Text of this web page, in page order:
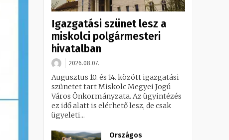
Igazgatási szünet lesz a
miskolci polgármesteri
hivatalban
2026.08.07.
Augusztus 10. és 14. között igazgatási
szünetet tart Miskolc Megyei Jogú
Város Önkormányzata. Az ügyintézés
ez idő alatt is elérhető lesz, de csak
ügyeleti...
Országos